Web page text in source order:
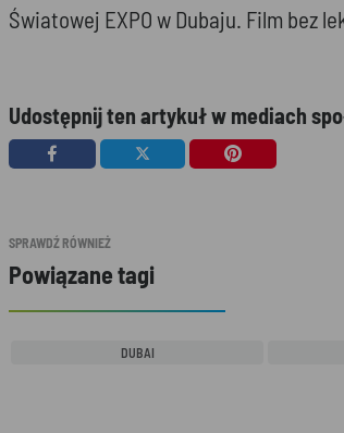
Światowej EXPO w Dubaju. Film bez
Udostępnij ten artykuł w mediach
SPRAWDŹ RÓWNIEŻ
Powiązane tagi
DUBAI